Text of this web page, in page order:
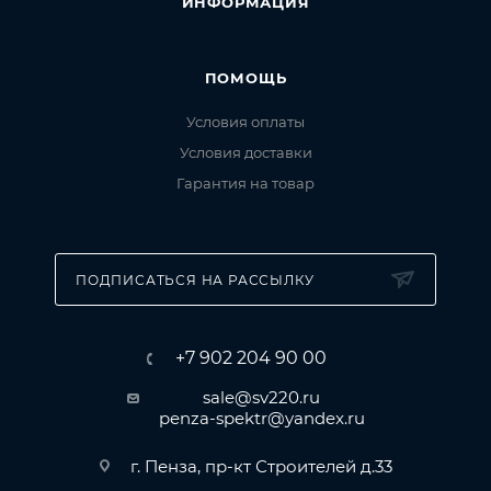
ПОМОЩЬ
Условия оплаты
Условия доставки
Гарантия на товар
ПОДПИСАТЬСЯ НА РАССЫЛКУ
+7 902 204 90 00
sale@sv220.ru
penza-spektr@yandex.ru
г. Пенза, пр-кт Строителей д.33